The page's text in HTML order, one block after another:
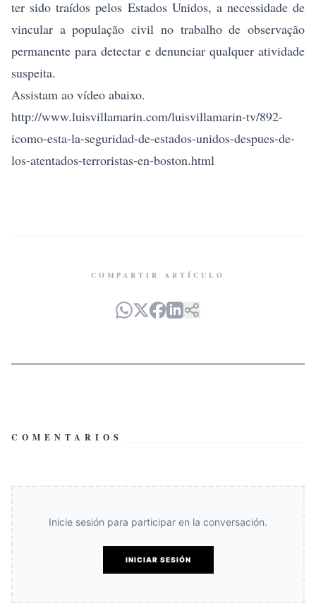
ter sido traídos pelos Estados Unidos, a necessidade de
vincular a população civil no trabalho de observação
permanente para detectar e denunciar qualquer atividade
suspeita.
Assistam ao vídeo abaixo.
http://www.luisvillamarin.com/luisvillamarin-tv/892-
icomo-esta-la-seguridad-de-estados-unidos-despues-de-
los-atentados-terroristas-en-boston.html
COMPARTIR ARTÍCULO
COMENTARIOS
Inicie sesión para participar en la conversación.
INICIAR SESIÓN